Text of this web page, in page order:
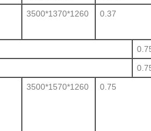
3500*1370*1260
0.37
3500*1570*1260 0.75